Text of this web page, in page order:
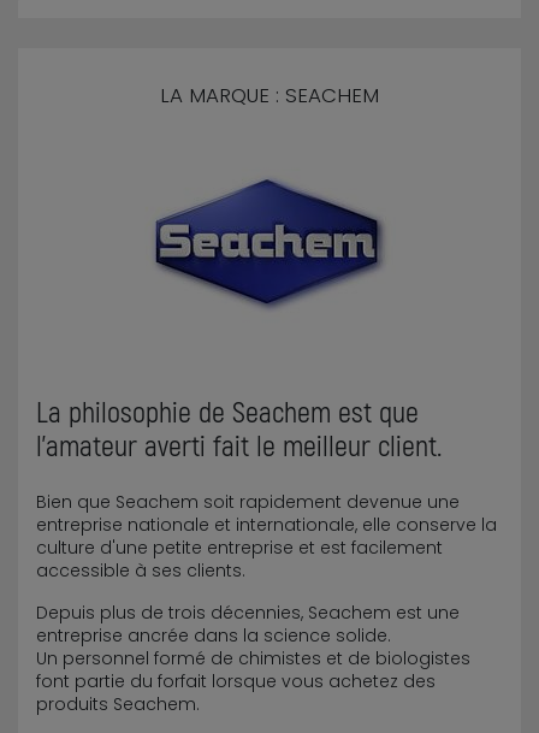
LA MARQUE : SEACHEM
La philosophie de Seachem est que
l'amateur averti fait le meilleur client.
Bien que Seachem soit rapidement devenue une
entreprise nationale et internationale, elle conserve la
culture d'une petite entreprise et est facilement
accessible à ses clients.
Depuis plus de trois décennies, Seachem est une
entreprise ancrée dans la science solide.
Un personnel formé de chimistes et de biologistes
font partie du forfait lorsque vous achetez des
produits Seachem.